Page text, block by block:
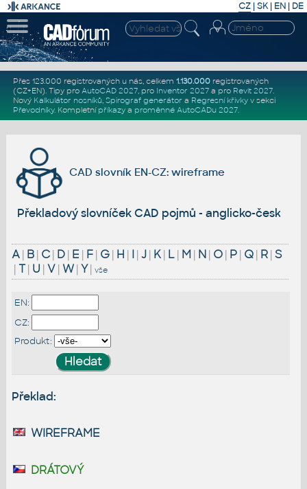
CZ | SK| EN | DE
Přes 123.000 registrovaných u nás, celkem 1.130.000registrovaných
(CZ+EN). Tipy pro AutoCAD 2027, pro Inventor 2027a pro Revit 2027.
Nový Kalkulátor nosníků, Spirograf generátor a Regresní křivkyv sekci
Převodníky. Kompletní příkazya proměnné AutoCADu 2027.
CAD slovník EN-CZ: wireframe
Překladový slovníček CAD pojmů - anglicko-český
A| B| C| D| E | F| G| H | I| J| K| L| M| N| O| P| Q| R| S
| T| U | V| W| Y| vše
EN:
CZ:
Produkt:
Překlad:
wireframe
drátový